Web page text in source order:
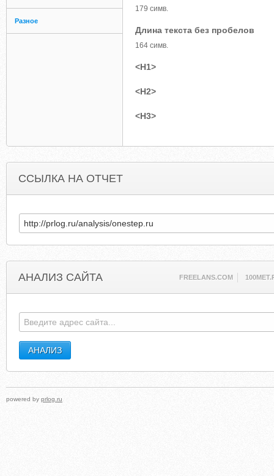
Разное
179 симв.
Длина текста без пробелов
164 симв.
<H1>
<H2>
<H3>
ССЫЛКА НА ОТЧЕТ
АНАЛИЗ САЙТА FREELANS.COM
powered by prlog.ru